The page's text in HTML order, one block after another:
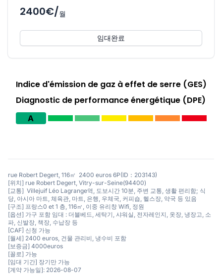
2400€/월
임대완료
Indice d'émission de gaz à effet de serre (GES)
Diagnostic de performance énergétique (DPE)
A
rue Robert Degert, 116㎡ 2400 euros 6P(ID：203143)
[위치] rue Robert Degert, Vitry-sur-Seine(94400)
[교통] Villejuif Léo Lagrange역, 도보시간 10분, 주변 교통, 생활 편리함; 식
당, 아시아 마트, 체육관, 마트, 은행, 우체국, 커피숍, 헬스장, 약국 등 있음
[구조] 프랑스0 et 1 층, 116㎡, 이중 유리창 Wifi, 정원
[옵션] 가구 포함 임대 : 더블베드, 세탁기, 샤워실, 전자레인지, 옷장, 냉장고, 소
파, 신발장, 책장, 수납장 등
[CAF] 신청 가능
[월세] 2400 euros, 건물 관리비, 냉수비 포함
[보증금] 4000euros
[꼴로] 가능
[임대 기간] 장기만 가능
[계약 가능일]: 2026-08-07